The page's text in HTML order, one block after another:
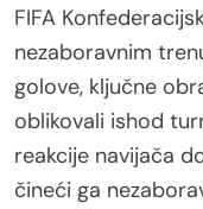
FIFA
nezaboravnim
golove, ključne
oblikovali ishod
reakcije navijača
čineći ga